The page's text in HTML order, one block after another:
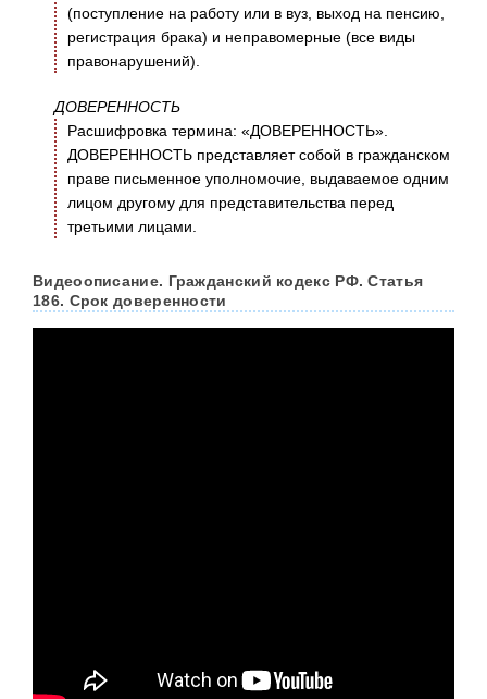
(поступление на работу или в вуз, выход на пенсию,
регистрация брака) и неправомерные (все виды
правонарушений).
ДОВЕРЕННОСТЬ
Расшифровка термина: «ДОВЕРЕННОСТЬ».
ДОВЕРЕННОСТЬ представляет собой в гражданском
праве письменное уполномочие, выдаваемое одним
лицом другому для представительства перед
третьими лицами.
Видеоописание. Гражданский кодекс РФ. Статья
186. Срок доверенности